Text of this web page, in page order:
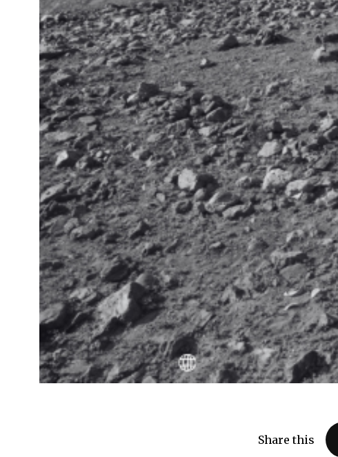
Share this